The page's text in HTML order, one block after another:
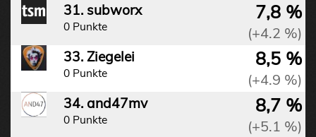
31. subworx
0 Punkte
7,8 %
(+4.2 %)
33. Ziegelei
0 Punkte
8,5 %
(+4.9 %)
34. and47mv
0 Punkte
8,7 %
(+5.1 %)